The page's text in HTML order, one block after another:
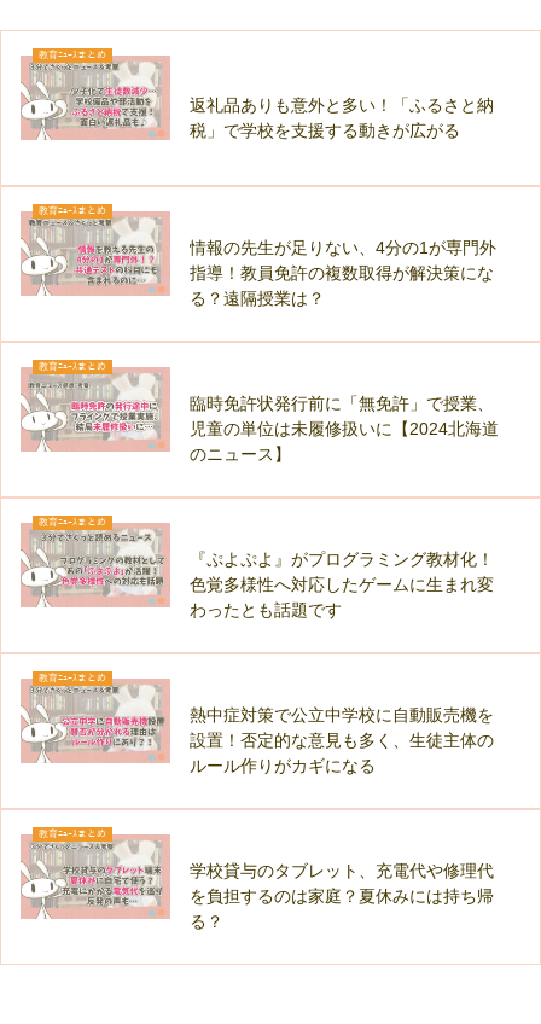
教育ﾆｭｰｽまとめ
返礼品ありも意外と多い！「ふるさと納
税」で学校を支援する動きが広がる
教育ﾆｭｰｽまとめ
情報の先生が足りない、4分の1が専門外
指導！教員免許の複数取得が解決策にな
る？遠隔授業は？
教育ﾆｭｰｽまとめ
臨時免許状発行前に「無免許」で授業、
児童の単位は未履修扱いに【2024北海道
のニュース】
教育ﾆｭｰｽまとめ
『ぷよぷよ』がプログラミング教材化！
色覚多様性へ対応したゲームに生まれ変
わったとも話題です
教育ﾆｭｰｽまとめ
熱中症対策で公立中学校に自動販売機を
設置！否定的な意見も多く、生徒主体の
ルール作りがカギになる
教育ﾆｭｰｽまとめ
学校貸与のタブレット、充電代や修理代
を負担するのは家庭？夏休みには持ち帰
る？